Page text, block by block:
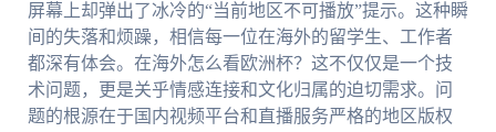
屏幕上却弹出了冰冷的“当前地区不可播放”提示。这种瞬
间的失落和烦躁，相信每一位在海外的留学生、工作者
都深有体会。在海外怎么看欧洲杯？这不仅仅是一个技
术问题，更是关乎情感连接和文化归属的迫切需求。问
题的根源在于国内视频平台和直播服务严格的地区版权